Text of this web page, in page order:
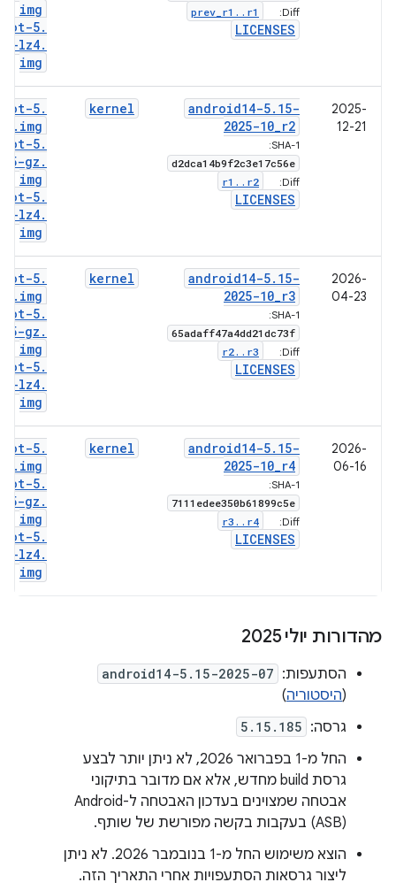
Diff:
prev r1 . . r1
LICENSES
img
5.
lz4.
img
2025-
12-21
android14-5. 15-
2025-10_r2
SHA-1:
d2dca14b9f2c3e17c56e
Diff:
r1 . . r2
LICENSES
kernel
5.
. img
5.
15-gz .
img
5.
lz4.
img
2026-
04-23
android14-5. 15-
2025-10_r3
SHA-1:
65adaff47a4dd21dc73f
Diff:
r2. . r3
LICENSES
kernel
5.
. img
5.
15-gz .
img
5.
lz4.
img
2026-
06-16
android14-5. 15-
2025-10_r4
SHA-1:
7111edee350b61899c5e
Diff:
r3 . . r4
LICENSES
kernel
5.
. img
5.
15-gz .
img
5.
lz4.
img
מהדורות יולי 2025
הסתעפות: android14-5.15-2025-07
(היסטוריה)
גרסה: 5.15.185
החל מ-1 בפברואר 2026, לא ניתן יותר לבצע
גרסת build מחדש, אלא אם מדובר בתיקוני
אבטחה שמצוינים בעדכון האבטחה ל-Android
(ASB) בעקבות בקשה מפורשת של שותף.
הוצא משימוש החל מ-1 בנובמבר 2026. לא ניתן
ליצור גרסאות הסתעפויות אחרי התאריך הזה.